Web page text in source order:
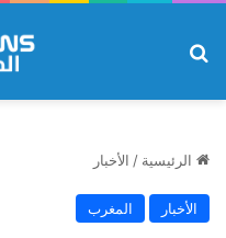
الرئيسية / الأخبار
الأخبار المغرب